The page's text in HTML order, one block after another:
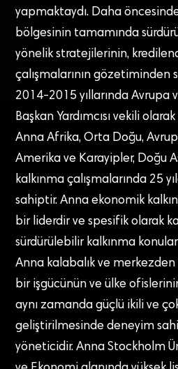
yapmaktaydı. Daha öncesinde
bölgesinin tamamında
yönelik stratejilerinin,
çalışmalarının gözetiminden
2014-2015 yıllarında Avrupa
Başkan Yardımcısı vekili
Anna Afrika, Orta Doğu,
Amerika ve Karayipler, Doğu
kalkınma çalışmalarında 25
sahiptir. Anna ekonomik
bir liderdir ve spesifik olarak
sürdürülebilir kalkınma
Anna kalabalık ve merkezden
bir işgücünün ve ülke
aynı zamanda güçlü ikili ve
geliştirilmesinde deneyim
yöneticidir. Anna Stockholm